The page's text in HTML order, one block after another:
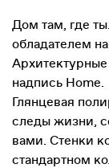
Дом там, где
обладателем
надпись Home.
Глянцевая
следы жизни,
вами. Стенки
стандартном